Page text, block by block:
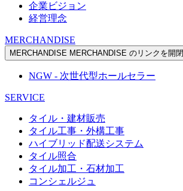
企業ビジョン
経営理念
MERCHANDISE
MERCHANDISE MERCHANDISE のリンクを開閉
NGW - 次世代型ホールセラー
SERVICE
タイル・建材販売
タイル工事・外構工事
ハイブリッド配送システム
タイル照合
タイル加工・石材加工
コンシェルジュ